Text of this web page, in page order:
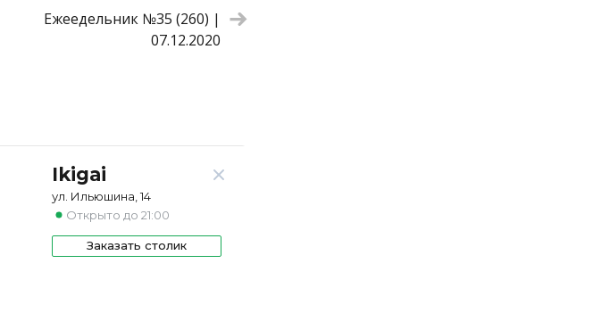
Ежеедельник №35 (260) |
07.12.2020
Ikigai
ул. Ильюшина, 14
Открыто до 21:00
Заказать столик